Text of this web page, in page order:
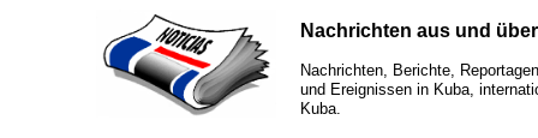
Nachrichten aus und
Nachrichten, Berichte,
und Ereignissen in Kuba,
Kuba.